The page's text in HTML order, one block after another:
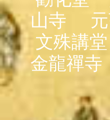
山寺
文殊講堂
金龍禪寺